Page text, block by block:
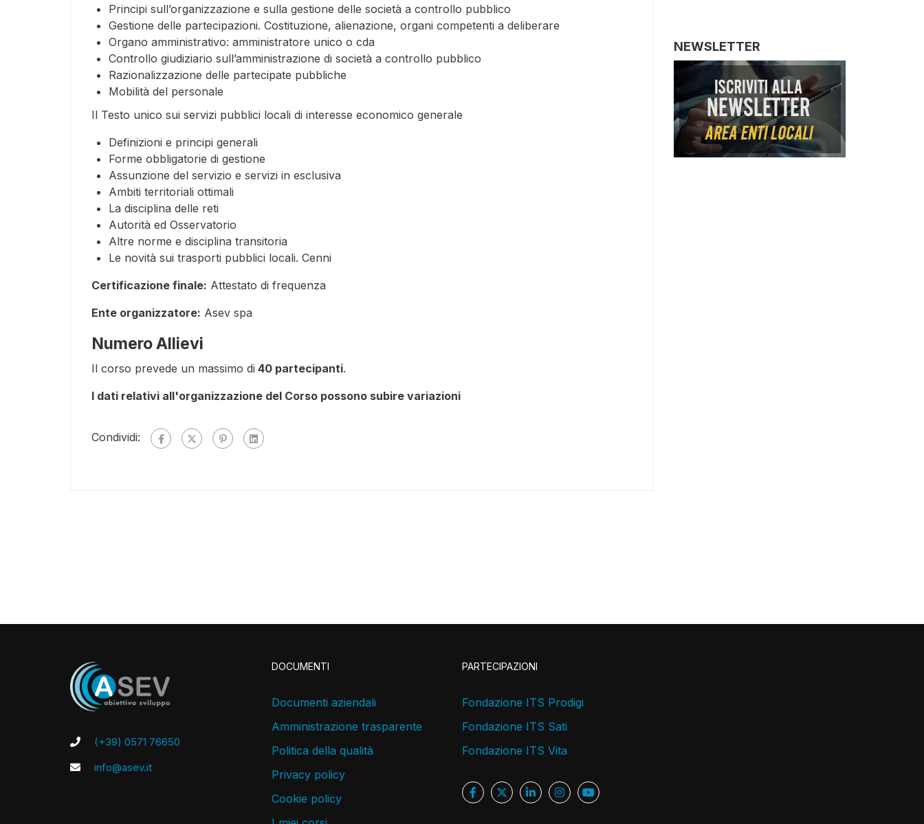
Principi sull’organizzazione e sulla gestione delle società a controllo pubblico
Gestione delle partecipazioni. Costituzione, alienazione, organi competenti a deliberare
Organo amministrativo: amministratore unico o cda
Controllo giudiziario sull’amministrazione di società a controllo pubblico
Razionalizzazione delle partecipate pubbliche
Mobilità del personale
Il Testo unico sui servizi pubblici locali di interesse economico generale
Definizioni e principi generali
Forme obbligatorie di gestione
Assunzione del servizio e servizi in esclusiva
Ambiti territoriali ottimali
La disciplina delle reti
Autorità ed Osservatorio
Altre norme e disciplina transitoria
Le novità sui trasporti pubblici locali. Cenni
Certificazione finale: Attestato di frequenza
Ente organizzatore: Asev spa
Numero Allievi
Il corso prevede un massimo di 40 partecipanti.
I dati relativi all'organizzazione del Corso possono subire variazioni
Condividi:
NEWSLETTER
(+39) 0571 76650
info@asev.it
DOCUMENTI
Documenti aziendali
Amministrazione trasparente
Politica della qualità
Privacy policy
Cookie policy
PARTECIPAZIONI
Fondazione ITS Prodigi
Fondazione ITS Sati
Fondazione ITS Vita